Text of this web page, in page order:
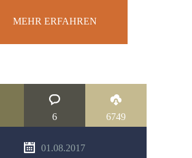
MEHR ERFAHREN
6 6749
01.08.2017